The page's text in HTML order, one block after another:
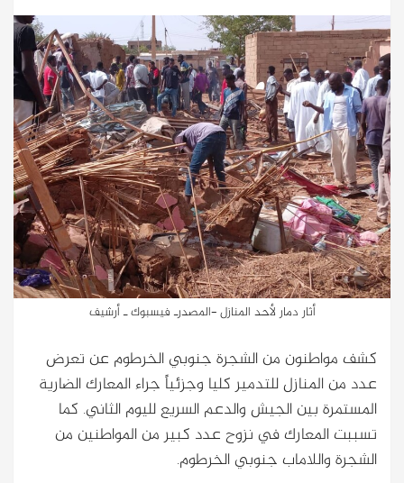
أثار دمار لأحد المنازل -المصدرـ فيسبوك ـ أرشيف
كشف مواطنون من الشجرة جنوبي الخرطوم عن تعرض
عدد من المنازل للتدمير كليا وجزئياً جراء المعارك الضارية
المستمرة بين الجيش والدعم السريع لليوم الثاني. كما
تسببت المعارك في نزوح عدد كبير من المواطنين من
الشجرة واللاماب جنوبي الخرطوم.